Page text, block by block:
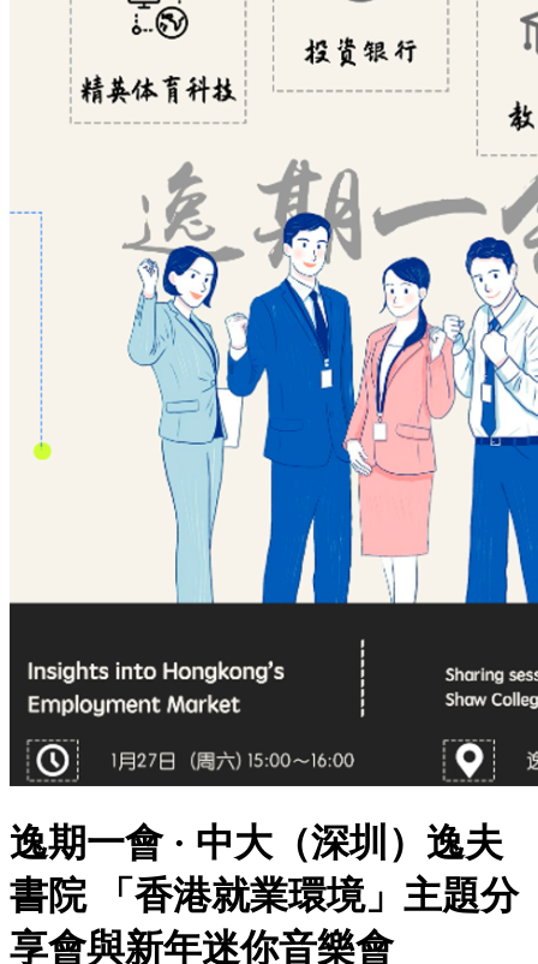
逸期一會 · 中大（深圳）逸夫
書院 「香港就業環境」主題分
享會與新年迷你音樂會